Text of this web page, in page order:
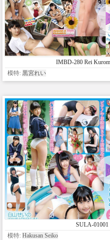
IMBD-280 Rei
模特: 黒宮れい
SULA-01001
模特: Hakusan Seiko